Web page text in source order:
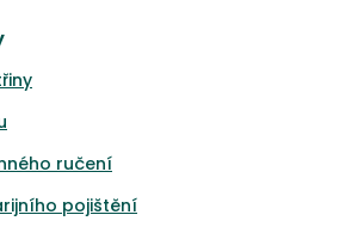
ručení
pojištění